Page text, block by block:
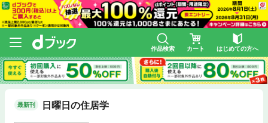
作品検索 カート はじめての方へ
最新刊 日曜日の住居学